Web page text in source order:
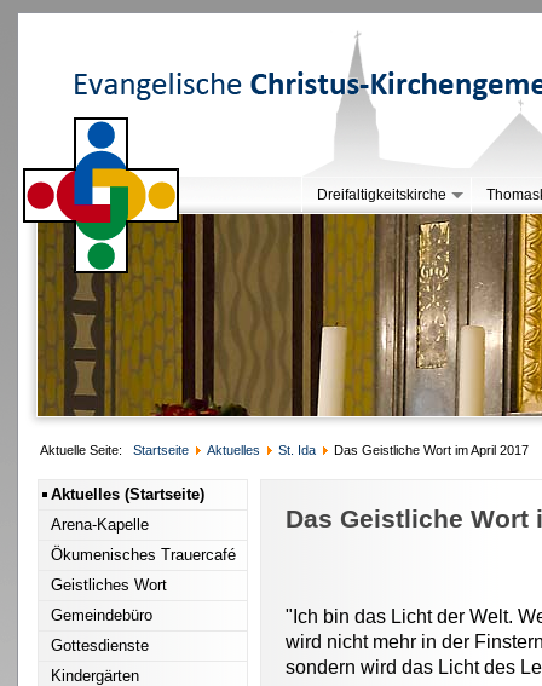
Dreifaltigkeitskirche
Aktuelle Seite: Startseite Aktuelles St. Ida Das Geistliche Wort im April 2017
Aktuelles (Startseite)
Arena-Kapelle
Ökumenisches Trauercafé
Geistliches Wort
Gemeindebüro
Gottesdienste
Kindergärten
Das Geistliche Wort
"Ich bin das Licht der Welt.
wird nicht mehr in der
sondern wird das Licht des